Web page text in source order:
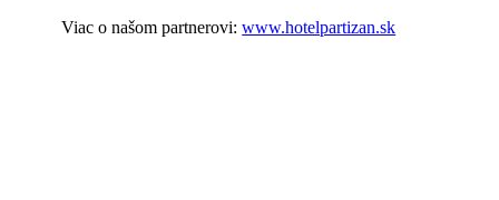
Viac o našom partnerovi:www.hotelpartizan.sk